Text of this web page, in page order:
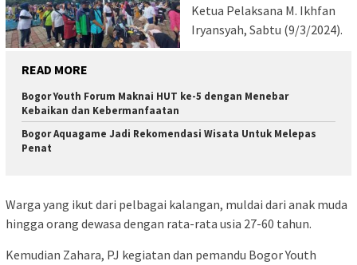
Ketua Pelaksana M. Ikhfan
Iryansyah, Sabtu (9/3/2024).
READ MORE
Bogor Youth Forum Maknai HUT ke-5 dengan Menebar
Kebaikan dan Kebermanfaatan
Bogor Aquagame Jadi Rekomendasi Wisata Untuk Melepas
Penat
Warga yang ikut dari pelbagai kalangan, muldai dari anak muda
hingga orang dewasa dengan rata-rata usia 27-60 tahun.
Kemudian Zahara, PJ kegiatan dan pemandu Bogor Youth